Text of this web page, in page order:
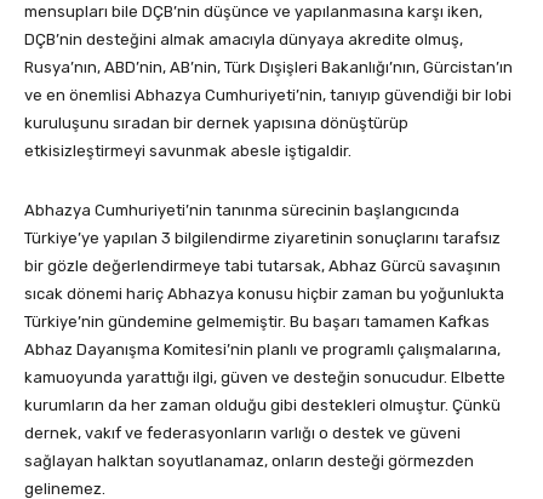
mensupları bile DÇB’nin düşünce ve yapılanmasına karşı iken,
DÇB’nin desteğini almak amacıyla dünyaya akredite olmuş,
Rusya’nın, ABD’nin, AB’nin, Türk Dışişleri Bakanlığı’nın, Gürcistan’ın
ve en önemlisi Abhazya Cumhuriyeti’nin, tanıyıp güvendiği bir lobi
kuruluşunu sıradan bir dernek yapısına dönüştürüp
etkisizleştirmeyi savunmak abesle iştigaldir.
Abhazya Cumhuriyeti’nin tanınma sürecinin başlangıcında
Türkiye’ye yapılan 3 bilgilendirme ziyaretinin sonuçlarını tarafsız
bir gözle değerlendirmeye tabi tutarsak, Abhaz Gürcü savaşının
sıcak dönemi hariç Abhazya konusu hiçbir zaman bu yoğunlukta
Türkiye’nin gündemine gelmemiştir. Bu başarı tamamen Kafkas
Abhaz Dayanışma Komitesi’nin planlı ve programlı çalışmalarına,
kamuoyunda yarattığı ilgi, güven ve desteğin sonucudur. Elbette
kurumların da her zaman olduğu gibi destekleri olmuştur. Çünkü
dernek, vakıf ve federasyonların varlığı o destek ve güveni
sağlayan halktan soyutlanamaz, onların desteği görmezden
gelinemez.